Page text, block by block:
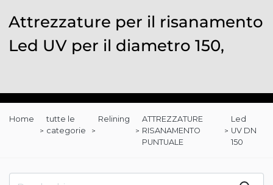
Attrezzature per il risanamento
Led UV per il diametro 150,
Home
tutte le
categorie
Relining
ATTREZZATURE
RISANAMENTO
PUNTUALE
Led
UV DN
150